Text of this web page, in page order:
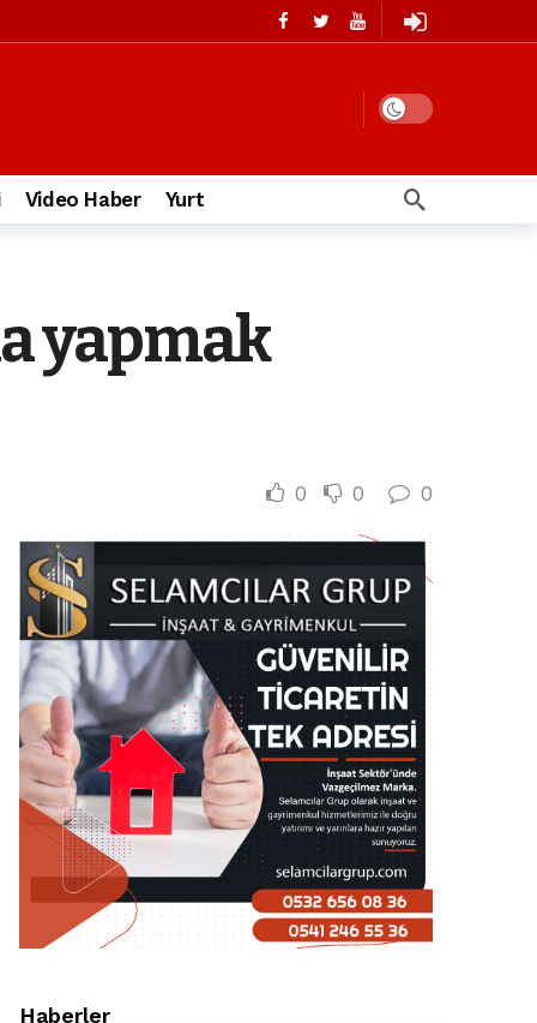
Video Haber Yurt
yapmak
0 0 0
Haberler